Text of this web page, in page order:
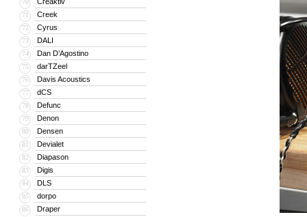
70
71 Creek
72 Cyrus
73 DALI
74 Dan D’Agostino
75 darTZeel
76 Davis Acoustics
77 dCS
78 Defunc
79 Denon
80 Densen
81 Devialet
82 Diapason
83 Digis
84 DLS
85 dorpo
86 Draper